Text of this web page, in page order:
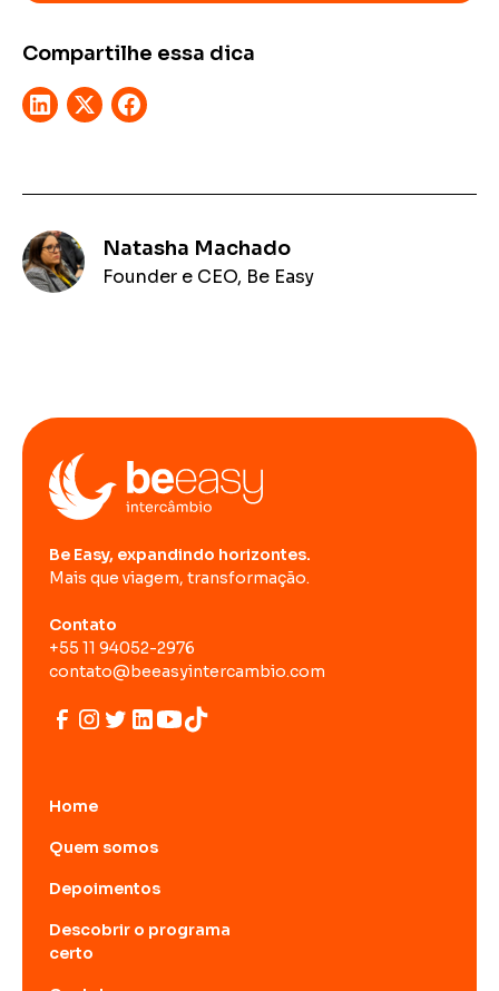
Compartilhe essa dica
Natasha Machado
Founder e CEO, Be Easy
Be Easy, expandindo horizontes.
Mais que viagem, transformação.
Contato
+55 11 94052-2976
contato@beeasyintercambio.com
Home
Quem somos
Depoimentos
Descobrir o programa
certo